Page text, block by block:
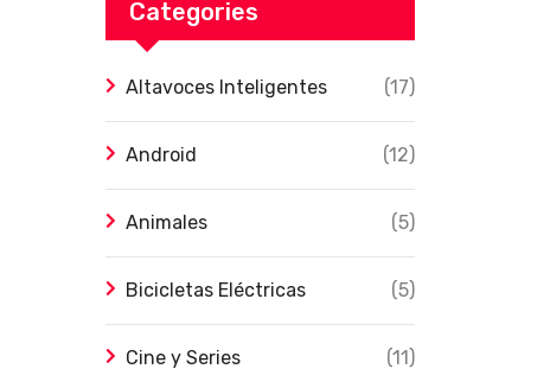
Categories
Altavoces Inteligentes (17)
Android (12)
Animales (5)
Bicicletas Eléctricas (5)
Cine y Series (11)